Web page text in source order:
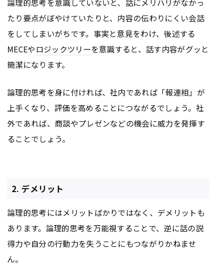
論理的思考を意識していないと、話にメリハリがなかっ
たり要点がぼやけていたりと、内容の伝わりにくい会話
をしてしまいがちです。事実と意見をわけ、後述する
MECEやロジックツリーを意識すると、話す内容がグッと
簡潔になります。
論理的思考を身に付ければ、社内であれば「報連相」が
上手くなり、評価を高めることにつながるでしょう。社
外であれば、商談やプレゼンなどの機会に威力を発揮す
ることでしょう。
2. デメリット
論理的思考にはメリットばかりではなく、デメリットも
あります。論理的思考を万能視することで、逆に話の説
得力や自分の行動力を失うことにもつながりかねませ
ん。